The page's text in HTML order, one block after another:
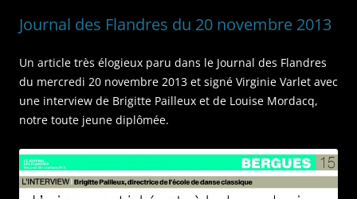
Journal des Flandres du 20 novembre 2013
Un article très élogieux paru dans le Journal des Flandres
du mercredi 20 novembre 2013 et signé Virginie Varlet avec
une interview de Brigitte Pailleux et de Louise Mordacq,
notre toute jeune diplômée.